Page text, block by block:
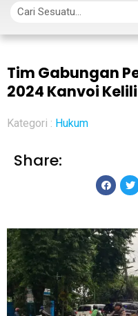
Tim Gabungan
2024 Kanvoi
Kategori : Hukum
Share: